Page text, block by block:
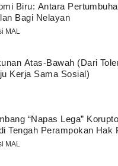
Biru: Antara
Bagi Nelayan
MAL
Atas-Bawah (Dari
Kerja Sama Sosial)
“Napas Lega”
Tengah Perampokan Hak
MAL